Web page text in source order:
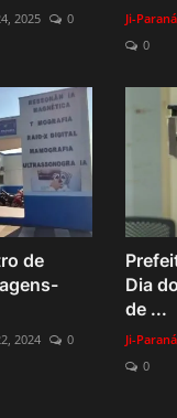
2025 0 Ji-
0
de
2024 0
Dia
de ...
Ji-
0